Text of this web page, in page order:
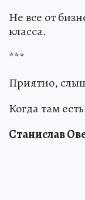
Не все от
класса.
***
Приятно,
Когда там
Станислав